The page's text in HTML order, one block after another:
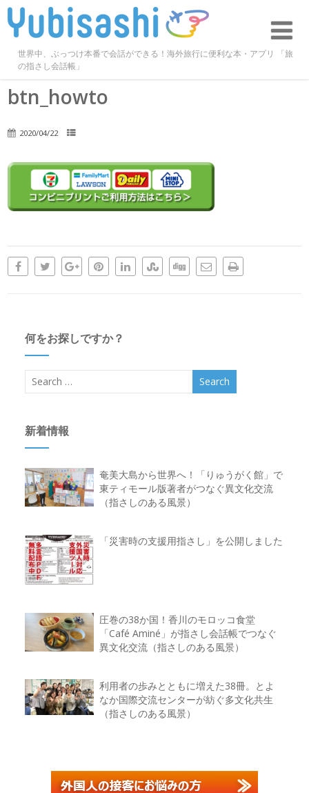
世界中、ぶっつけ本番で会話ができる！海外旅行に便利な本・アプリ 「旅
の指さし会話帳」
btn_howto
2020/04/22
何をお探しですか？
新着情報
奄美大島から世界へ！「りゅうがく館」で
東ティモール版著者がつなぐ異文化交流
（指さしのある風景）
「災害時の支援用指さし」を公開しました
圧巻の38か国！香川のモロッコ食堂
「Café Aminé」が指さし会話帳でつなぐ
異文化交流（指さしのある風景）
利用者の歩みとともに増えた38冊。とよ
なか国際交流センターが紡ぐ多文化共生
（指さしのある風景）